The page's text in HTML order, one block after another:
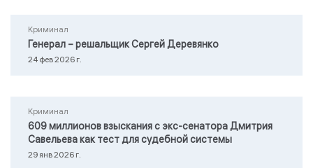
Криминал
Генерал – решальщик Сергей Деревянко
24 фев 2026 г.
Криминал
609 миллионов взыскания с экс-сенатора Дмитрия
Савельева как тест для судебной системы
29 янв 2026 г.